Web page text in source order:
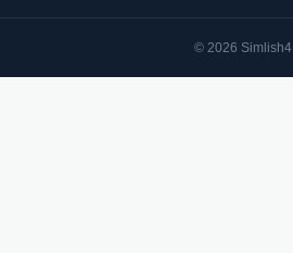
© 2026 Simlish4